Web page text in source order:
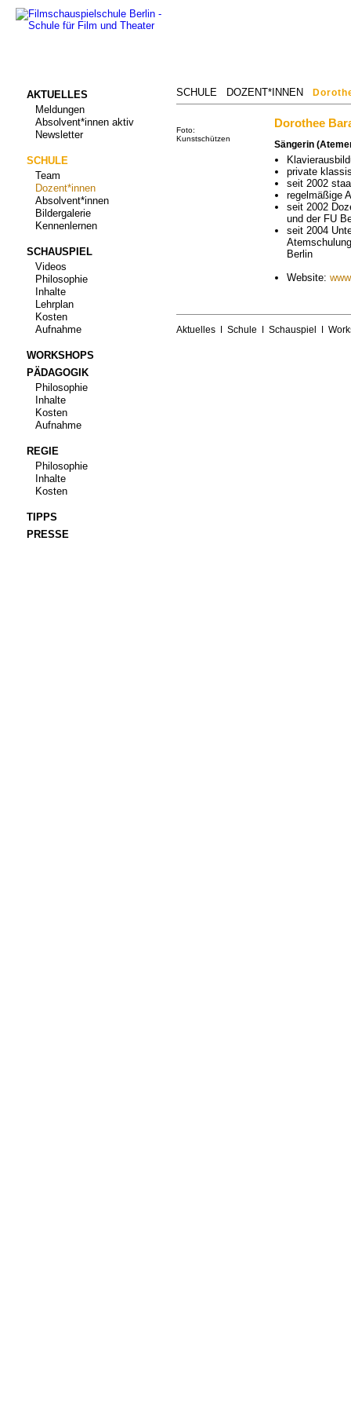
SCHULE DOZENT*INNEN
Foto:
Kunstschützen
Dorothee
Sängerin
private
seit 2002
regelmäßige
seit 2002
und der FU
seit 2004
Berlin
Website:
Aktuelles Schule Schauspiel
AKTUELLES
Meldungen
Absolvent*innen aktiv
Newsletter
SCHULE
Team
Dozent*innen
Absolvent*innen
Bildergalerie
Kennenlernen
SCHAUSPIEL
Videos
Philosophie
Inhalte
Lehrplan
Kosten
Aufnahme
WORKSHOPS
PÄDAGOGIK
Philosophie
Inhalte
Kosten
Aufnahme
REGIE
Philosophie
Inhalte
Kosten
TIPPS
PRESSE